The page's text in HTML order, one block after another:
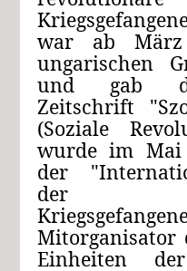
war ab
ungarischen
und gab
Zeitschrift
(Soziale
wurde im Mai
der
der
Mitorganisator
Einheiten